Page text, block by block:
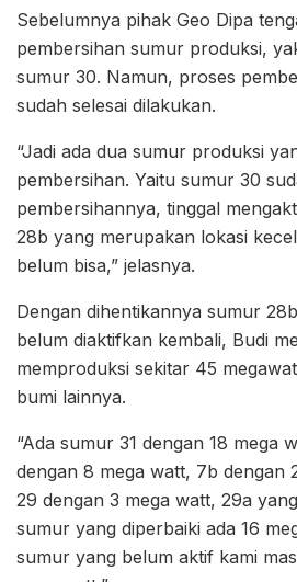
Sebelumnya pihak Geo Dipa
pembersihan sumur produksi,
sumur 30. Namun, proses
sudah selesai dilakukan.
“Jadi ada dua sumur produksi
pembersihan. Yaitu sumur 30
pembersihannya, tinggal
28b yang merupakan lokasi
belum bisa,” jelasnya.
Dengan dihentikannya sumur
belum diaktifkan kembali, Budi
memproduksi sekitar 45
bumi lainnya.
“Ada sumur 31 dengan 18 mega
dengan 8 mega watt, 7b dengan
29 dengan 3 mega watt, 29a
sumur yang diperbaiki ada 16
sumur yang belum aktif kami